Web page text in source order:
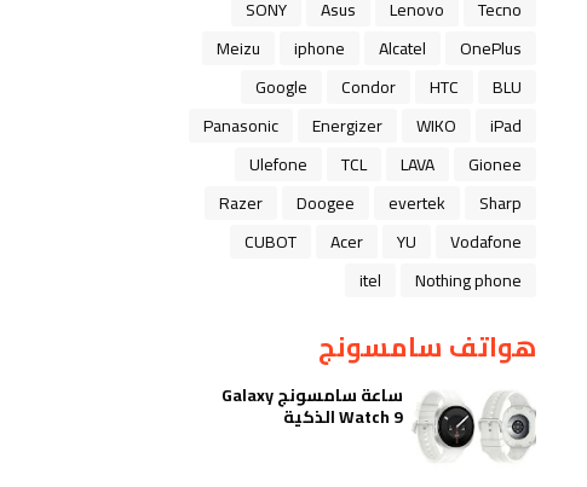
Tecno
Lenovo
Asus
SONY
OnePlus
Alcatel
iphone
Meizu
BLU
HTC
Condor
Google
iPad
WIKO
Energizer
Panasonic
Gionee
LAVA
TCL
Ulefone
Sharp
evertek
Doogee
Razer
Vodafone
YU
Acer
CUBOT
Nothing phone
itel
هواتف سامسونج
ساعة سامسونج Galaxy
Watch 9 الذكية